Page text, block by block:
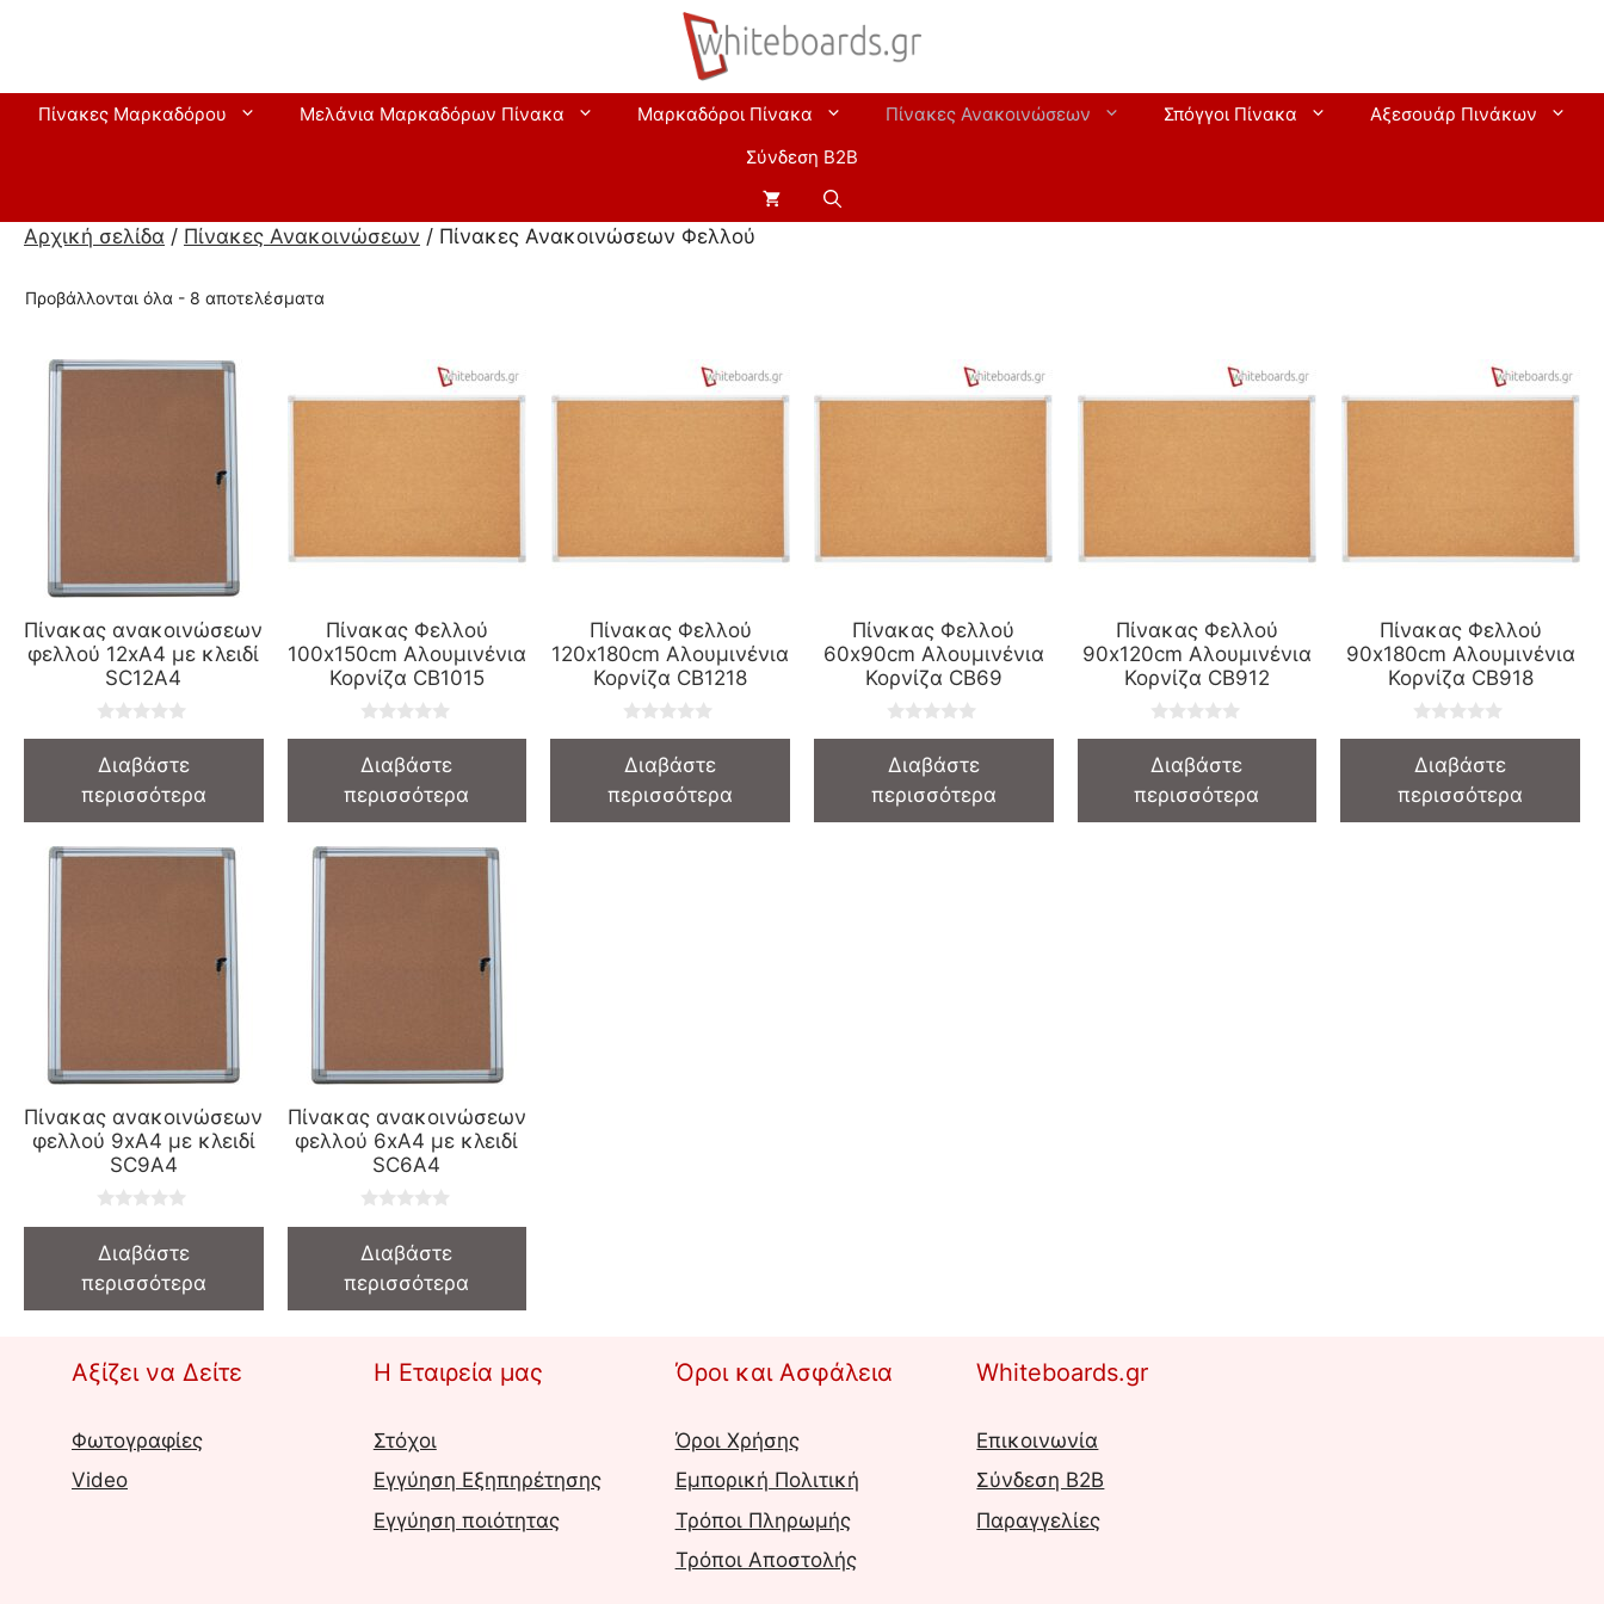
Πίνακες Μαρκαδόρου Μελάνια Μαρκαδόρων Πίνακα Μαρκαδόροι Πίνακα Πίνακες Ανακοινώσεων Σπόγγοι Πίνακα
Αξεσουάρ Πινάκων
Σύνδεση B2B
Αρχική σελίδα / Πίνακες Ανακοινώσεων / Πίνακες Ανακοινώσεων Φελλού
Προβάλλονται όλα - 8 αποτελέσματα
Πίνακας ανακοινώσεων
φελλού 12xΑ4 με κλειδί
SC12A4
0
u
o
f
Διαβάστε
περισσότερα
Πίνακας Φελλού
100x150cm Αλουμινένια
Κορνίζα CB1015
0
u
o
f
Διαβάστε
περισσότερα
Πίνακας Φελλού
120x180cm Αλουμινένια
Κορνίζα CB1218
0
u
o
f
Διαβάστε
περισσότερα
Πίνακας Φελλού
60x90cm Αλουμινένια
Κορνίζα CB69
0
u
o
f
Διαβάστε
περισσότερα
Πίνακας Φελλού
90x120cm Αλουμινένια
Κορνίζα CB912
0
u
o
f
Διαβάστε
περισσότερα
Πίνακας Φελλού
90x180cm Αλουμινένια
Κορνίζα CB918
0
u
o
f
Διαβάστε
περισσότερα
Πίνακας ανακοινώσεων
φελλού 9xΑ4 με κλειδί
SC9A4
0
u
o
f
Διαβάστε
περισσότερα
Πίνακας ανακοινώσεων
φελλού 6xΑ4 με κλειδί
SC6A4
0
u
o
f
Διαβάστε
περισσότερα
Αξίζει να Δείτε
Φωτογραφίες
Video
Η Εταιρεία μας
Στόχοι
Εγγύηση Εξηπηρέτησης
Εγγύηση ποιότητας
Όροι και Ασφάλεια
Όροι Χρήσης
Εμπορική Πολιτική
Τρόποι Πληρωμής
Τρόποι Αποστολής
Whiteboards.gr
Επικοινωνία
Σύνδεση B2B
Παραγγελίες